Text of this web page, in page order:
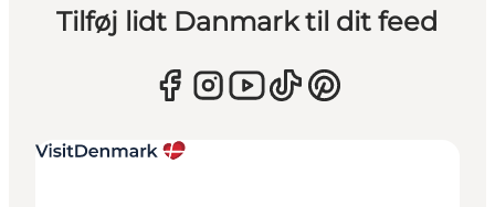
Tilføj lidt Danmark til dit feed